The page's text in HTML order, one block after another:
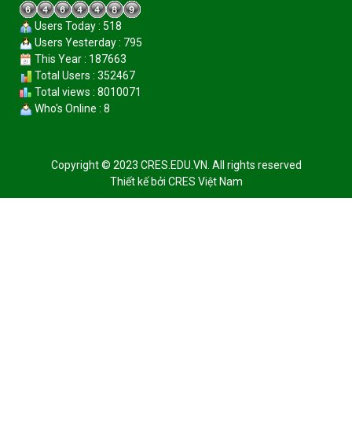
Users Today : 518
Users Yesterday : 795
This Year : 187663
Total Users : 352467
Total views : 8010071
Who's Online : 8
Copyright © 2023 CRES.EDU.VN. All rights reserved
Thiết kế bởi CRES Việt Nam